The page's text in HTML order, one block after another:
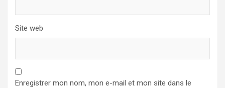
Site web
Enregistrer mon nom, mon e-mail et mon site dans le